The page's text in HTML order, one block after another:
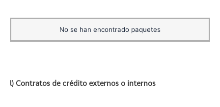
No se han encontrado paquetes
l) Contratos de crédito externos o internos